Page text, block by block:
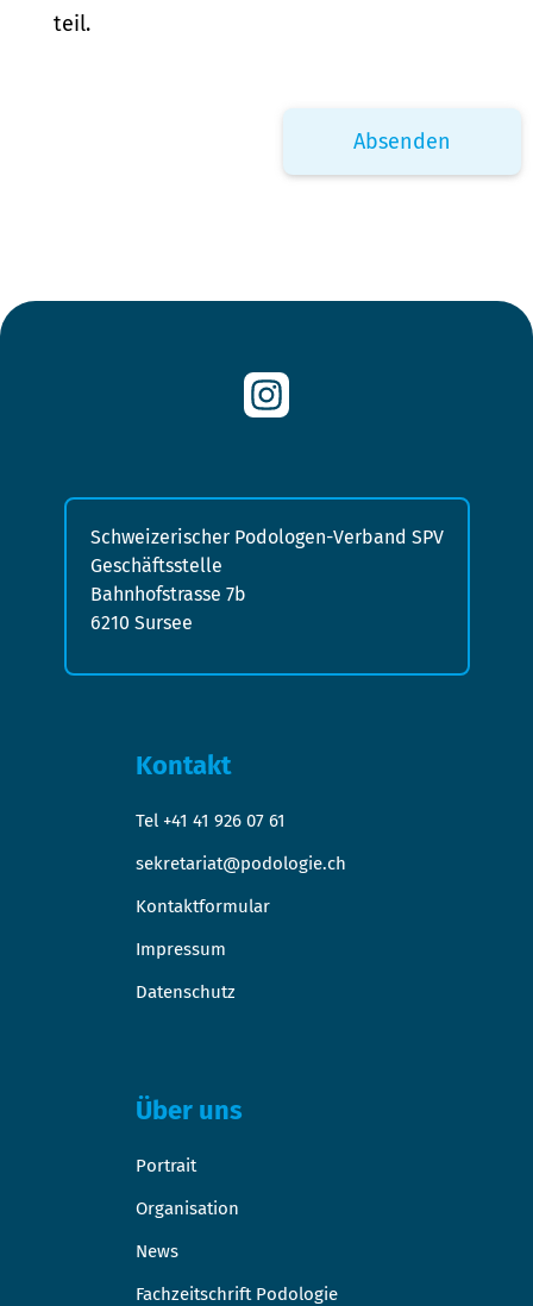
teil.
Über uns
Portrait
Organisation
News
Fachzeitschrift Podologie
Kontakt
Tel +41 41 926 07 61
sekretariat@podologie.ch
Kontaktformular
Impressum
Datenschutz
Schweizerischer Podologen-Verband SPV
Geschäftsstelle
Bahnhofstrasse 7b
6210 Sursee